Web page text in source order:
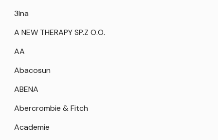
3Ina
A NEW THERAPY SP.Z O.O.
AA
Abacosun
ABENA
Abercrombie & Fitch
Academie